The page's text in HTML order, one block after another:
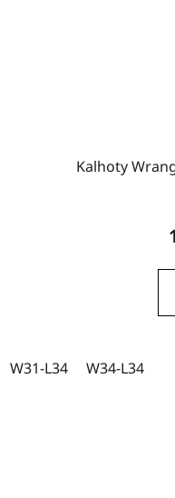
Kalhoty
W31-L34 W34-L34